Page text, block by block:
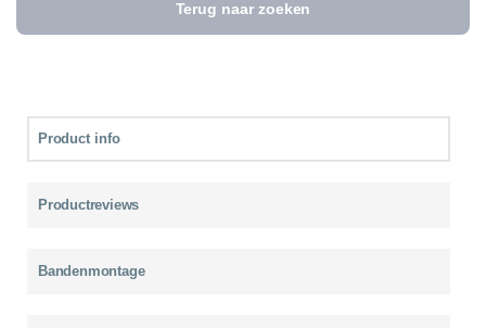
Terug naar zoeken
Product info
Productreviews
Bandenmontage